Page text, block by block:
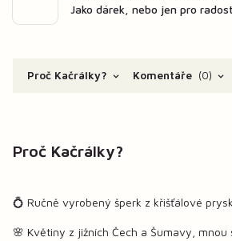
Jako dárek, nebo jen pro radost
Proč Kačrálky? Komentáře 0
Proč Kačrálky?
💍 Ručně vyrobený šperk z křišťálové
🌸 Květiny z jižních Čech a Šumavy, mnou